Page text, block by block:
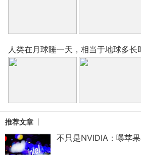
人类在月球睡一天，相当于地球多长
推荐文章
不只是NVIDIA：曝苹